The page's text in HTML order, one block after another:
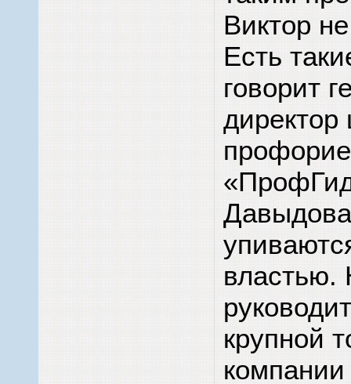
Виктор
Есть
говорит
директор
властью.
крупной
компании